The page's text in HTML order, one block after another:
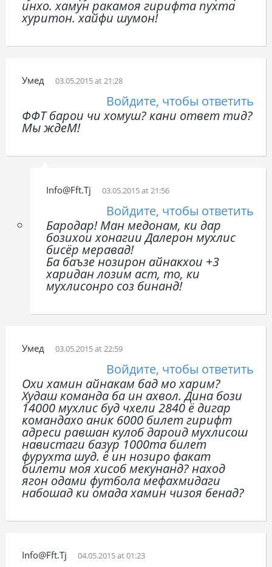
инхо. хамун ракамоя гирифта пухта
хуритон. хайфи шумон!
Умед 03.05.2015 at 21:28
Войдите, чтобы ответить
ФФТ барои чи хомуш? кани ответ тид?
Мы ждеМ!
Info@fft.tj 03.05.2015 at 21:56
Войдите, чтобы ответить
Бародар! Ман медонам, ки дар
бозихои хонагии Далерон мухлис
бисёр меравад!
Ба баъзе нозирон айнакхои +3
харидан лозим аст, то, ки
мухлисонро соз бинанд!
Умед 03.05.2015 at 22:59
Войдите, чтобы ответить
Охи хамин айнакам бад мо харим?
Худаш команда ба ин ахвол. Дина бози
14000 мухлис буд чхели 2840 ё дигар
командахо аник 6000 билет гирифт
адреси равшан кулоб дароид мухлисош
навистаги базур 1000та билет
фурухта шуд. ё ин нозиро факат
билети моя хисоб мекунанд? наход
ягон одами футбола мефахмидаги
набошад ки омада хамин чизоя бенад?
Info@fft.tj 04.05.2015 at 01:23